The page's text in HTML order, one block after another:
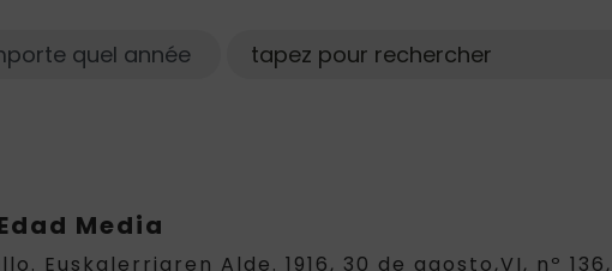
Año
Chercher
Media
Euskalerriaren Alde. 1916, 30 de agosto,VI, nº